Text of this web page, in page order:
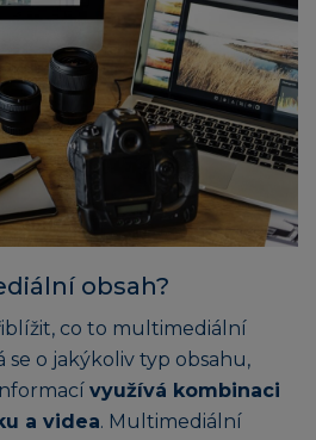
obsah?
co to multimediální
se o jakýkoliv typ obsahu,
využívá kombinaci
a videa. Multimediální